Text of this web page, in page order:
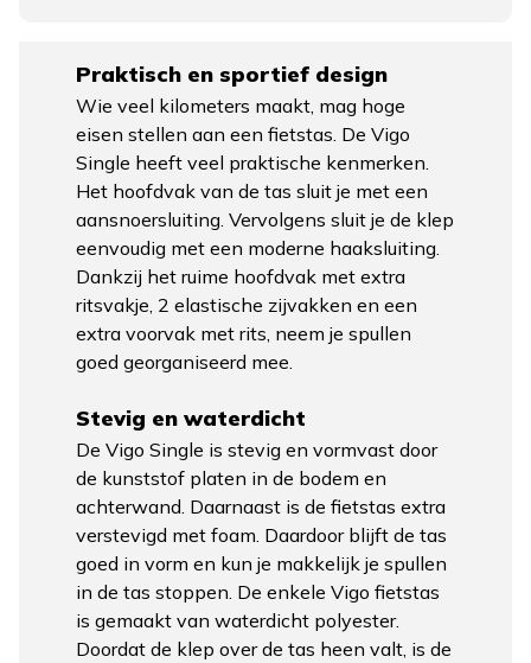
Praktisch en sportief design
Wie veel kilometers maakt, mag hoge
eisen stellen aan een fietstas. De Vigo
Single heeft veel praktische kenmerken.
Het hoofdvak van de tas sluit je met een
aansnoersluiting. Vervolgens sluit je de klep
eenvoudig met een moderne haaksluiting.
Dankzij het ruime hoofdvak met extra
ritsvakje, 2 elastische zijvakken en een
extra voorvak met rits, neem je spullen
goed georganiseerd mee.
Stevig en waterdicht
De Vigo Single is stevig en vormvast door
de kunststof platen in de bodem en
achterwand. Daarnaast is de fietstas extra
verstevigd met foam. Daardoor blijft de tas
goed in vorm en kun je makkelijk je spullen
in de tas stoppen. De enkele Vigo fietstas
is gemaakt van waterdicht polyester.
Doordat de klep over de tas heen valt, is de